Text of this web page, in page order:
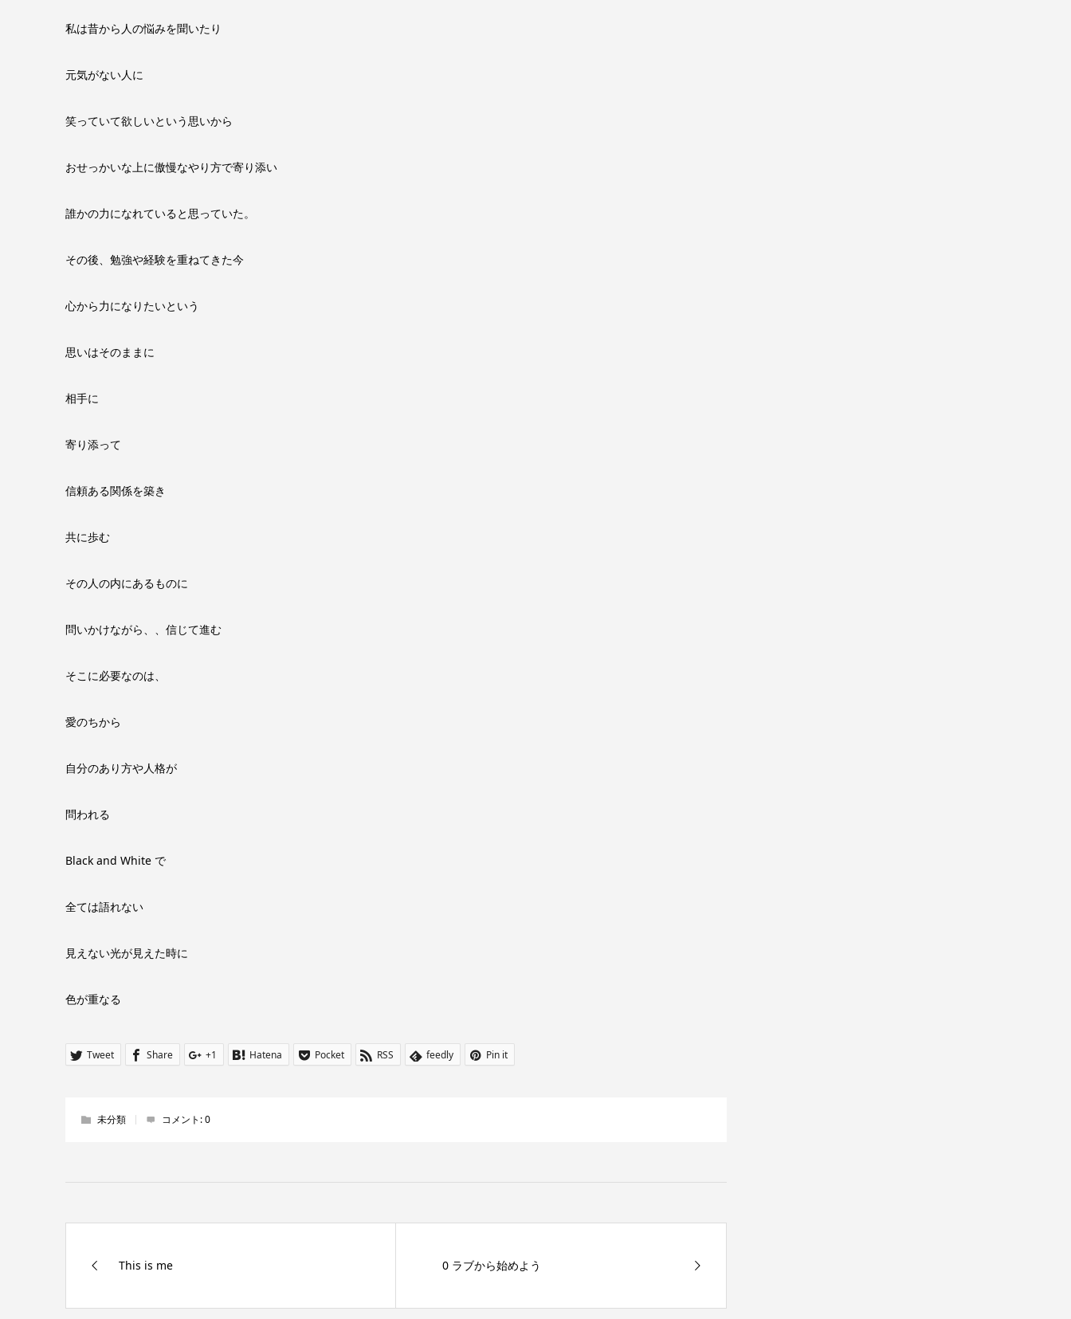
私は昔から人の悩みを聞いたり
元気がない人に
笑っていて欲しいという思いから
おせっかいな上に傲慢なやり方で寄り添い
誰かの力になれていると思っていた。
その後、勉強や経験を重ねてきた今
心から力になりたいという
思いはそのままに
相手に
寄り添って
信頼ある関係を築き
共に歩む
その人の内にあるものに
問いかけながら、、信じて進む
そこに必要なのは、
愛のちから
自分のあり方や人格が
問われる
Black and White で
全ては語れない
見えない光が見えた時に
色が重なる
Tweet Share +1 Hatena Pocket RSS feedly Pin it
未分類 コメント:0
This is me 0 ラブから始めよう